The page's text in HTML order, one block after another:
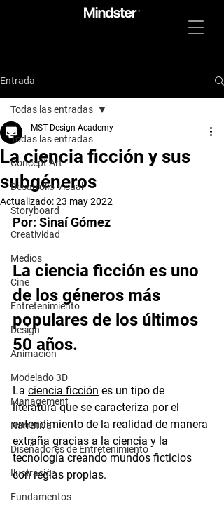
Entrada
Todas las entradas
Concept Art
Desarrollo Visual
Storyboard
Creatividad
Medios
Cine
Entretenimiento
Design
Animación
Modelado 3D
Management
Narrativa
Diseñadores de Entretenimiento
Ilustración
Fundamentos
Todas las entradas
La ciencia ficción y sus
subgéneros
MST Design Academy
Actualizado:23 may 2022
Por: Sinaí Gómez
La ciencia ficción es uno
de los géneros más
populares de los últimos
50 años.
La ciencia ficción es un tipo de
literatura que se caracteriza por el
entendimiento de la realidad de manera
extraña gracias a la ciencia y la
tecnología creando mundos ficticios
con reglas propias.